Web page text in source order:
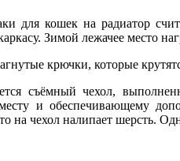
для кошек на радиатор
Зимой лежачее место
крючки, которые
съёмный чехол,
и обеспечивающему
на чехол налипает шерсть.